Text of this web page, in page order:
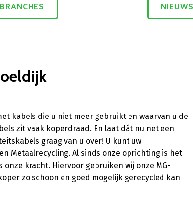
BRANCHES NIEUWS
kabels die u niet meer gebruikt en waarvan u de
zit vaak koperdraad. En laat dát nu net een
graag van u over! U kunt uw
Metaalrecycling. Al sinds onze oprichting is het
kracht. Hiervoor gebruiken wij onze MG-
zo schoon en goed mogelijk gerecycled kan